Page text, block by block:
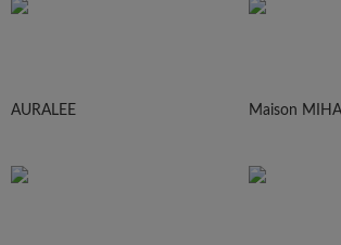
AURALEE Maison